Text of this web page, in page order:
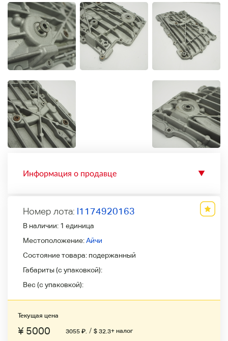
Информация о продавце ▼
Номер лота: l1174920163
В наличии: 1 единица
Местоположение:Айчи
Состояние товара: подержанный
Габариты (с упаковкой):
Вес (с упаковкой):
Текущая цена
¥ 5000 3055 ₽. / $ 32.3+ налог